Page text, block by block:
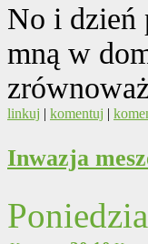
No i dzień
mną w
linkuj | komentuj |
Inwazja